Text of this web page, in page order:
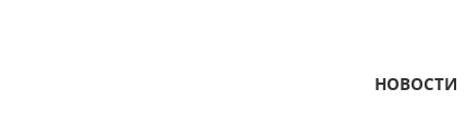
НОВОСТИ